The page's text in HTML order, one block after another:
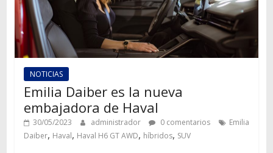
NOTICIAS
Emilia Daiber es la nueva
embajadora de Haval
30/05/2023 administrador 0 comentarios
Emilia
Daiber, Haval, Haval H6 GT AWD, híbridos, SUV